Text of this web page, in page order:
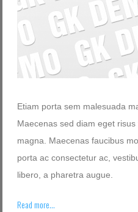
Etiam porta sem malesuada
Maecenas sed diam eget
magna. Maecenas faucibus
porta ac consectetur ac,
libero, a pharetra augue.
Read more...